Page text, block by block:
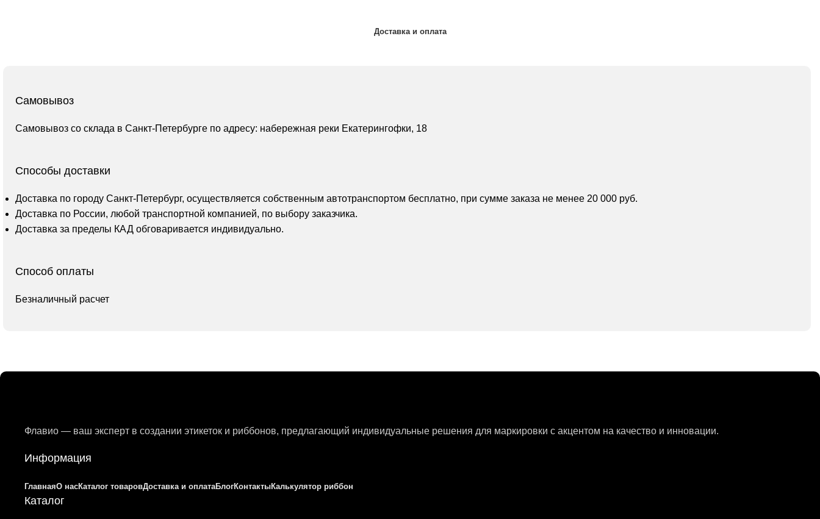
Доставка и оплата
Самовывоз
Самовывоз со склада в Санкт-Петербурге по адресу: набережная реки Екатерингофки, 18
Способы доставки
Доставка по городу Санкт-Петербург, осуществляется собственным автотранспортом бесплатно, при сумме заказа не менее 20 000 руб.
Доставка по России, любой транспортной компанией, по выбору заказчика.
Доставка за пределы КАД обговаривается индивидуально.
Способ оплаты
Безналичный расчет
Флавио — ваш эксперт в создании этикеток и риббонов, предлагающий индивидуальные решения для маркировки с акцентом на качество и инновации.
Информация
ГлавнаяО насКаталог товаровДоставка и оплатаБлогКонтактыКалькулятор риббон
Каталог